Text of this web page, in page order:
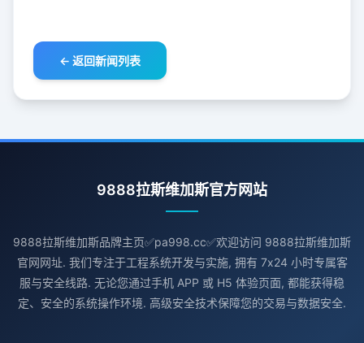
← 返回新闻列表
9888拉斯维加斯官方网站
9888拉斯维加斯品牌主页✅pa998.cc✅欢迎访问 9888拉斯维加斯
官网网址. 我们专注于工程系统开发与实施, 拥有 7x24 小时专属客
服与安全线路. 无论您通过手机 APP 或 H5 体验页面, 都能获得稳
定、安全的系统操作环境. 高级安全技术保障您的交易与数据安全.